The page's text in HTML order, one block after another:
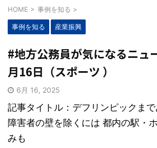
HOME > 事例を知る >
事例を知る 産業振興
#地方公務員が気になるニュ
月16日（スポーツ ）
6月 16, 2025
記事タイトル：デフリンピックま
障害者の壁を除くには 都内の駅・
みも